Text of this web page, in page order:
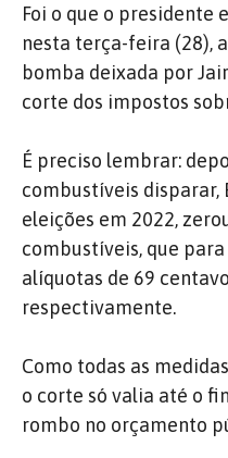
Foi o que o presidente
nesta terça-feira (28),
bomba deixada por
corte dos impostos
É preciso lembrar:
combustíveis disparar,
eleições em 2022,
combustíveis, que
alíquotas de 69
respectivamente.
Como todas as
o corte só valia até o
rombo no orçamento